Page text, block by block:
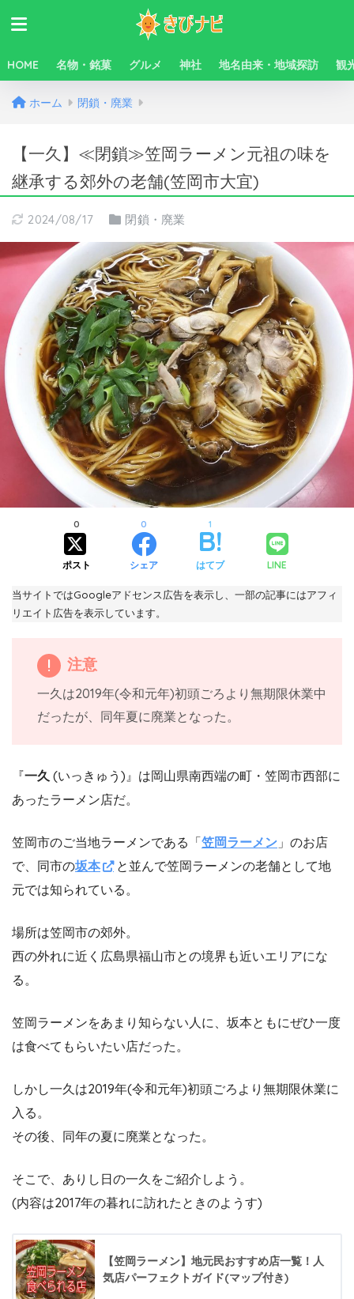
HOME 名物・銘菓 グルメ 神社 地名由来・地域探訪 観
ホーム 閉鎖・廃業
【一久】≪閉鎖≫笠岡ラーメン元祖の味を
継承する郊外の老舗(笠岡市大宜)
2024/08/17 閉鎖・廃業
ポスト
0
シェア
0
はてブ
1
LINE
当サイトではGoogleアドセンス広告を表示し、一部の記事にはアフィ
リエイト広告を表示しています。
注意
一久は2019年(令和元年)初頭ごろより無期限休業中
だったが、同年夏に廃業となった。
『一久 (いっきゅう)』は岡山県南西端の町・笠岡市西部に
あったラーメン店だ。
笠岡市のご当地ラーメンである「笠岡ラーメン 」のお店
で、同市の坂本
と並んで笠岡ラーメンの老舗として地
元では知られている。
場所は笠岡市の郊外。
西の外れに近く広島県福山市との境界も近いエリアにな
る。
笠岡ラーメンをあまり知らない人に、坂本ともにぜひ一度
は食べてもらいたい店だった。
しかし一久は2019年(令和元年)初頭ごろより無期限休業に
入る。
その後、同年の夏に廃業となった。
そこで、ありし日の一久をご紹介しよう。
(内容は2017年の暮れに訪れたときのようす)
【笠岡ラーメン】地元民おすすめ店一覧！人
気店パーフェクトガイド(マップ付き)